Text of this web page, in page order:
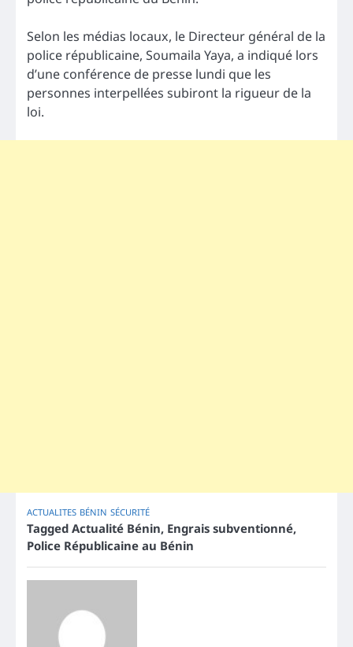
Selon les médias locaux, le Directeur général de la
police républicaine, Soumaila Yaya, a indiqué lors
d’une conférence de presse lundi que les
personnes interpellées subiront la rigueur de la
loi.
ACTUALITES BÉNIN SÉCURITÉ
Tagged Actualité Bénin, Engrais subventionné,
Police Républicaine au Bénin